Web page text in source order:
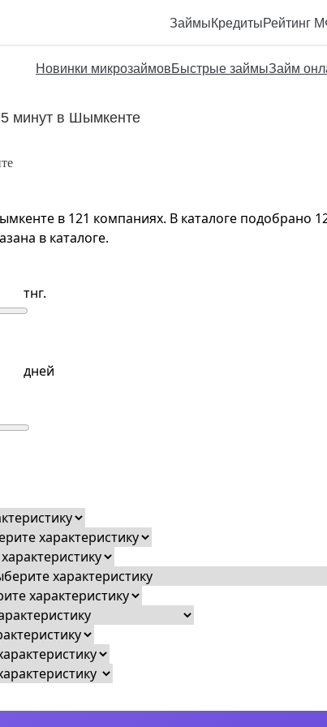
ЗаймыКредитыРейтинг
Новинки микрозаймовБыстрые займыЗайм
5 минут в Шымкенте
в 121 компаниях. В каталоге
в каталоге.
тнг.
дней